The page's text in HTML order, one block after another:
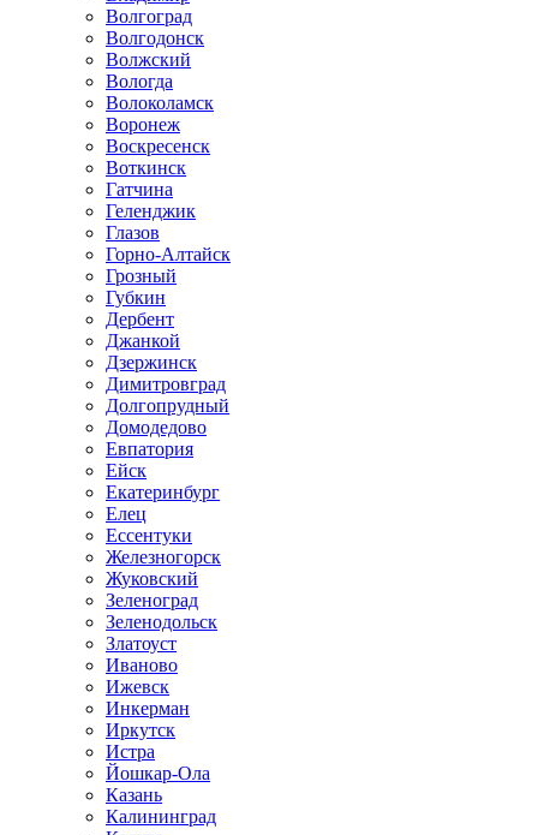
Волгоград
Волгодонск
Волжский
Вологда
Волоколамск
Воронеж
Воскресенск
Воткинск
Гатчина
Геленджик
Глазов
Горно-Алтайск
Грозный
Губкин
Дербент
Джанкой
Дзержинск
Димитровград
Долгопрудный
Домодедово
Евпатория
Ейск
Екатеринбург
Елец
Ессентуки
Железногорск
Жуковский
Зеленоград
Зеленодольск
Златоуст
Иваново
Ижевск
Инкерман
Иркутск
Истра
Йошкар-Ола
Казань
Калининград